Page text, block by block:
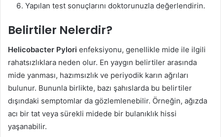
Yapılan test sonuçlarını doktorunuzla değerlendirin.
Belirtiler Nelerdir?
Helicobacter Pylori enfeksiyonu, genellikle mide ile ilgili
rahatsızlıklara neden olur. En yaygın belirtiler arasında
mide yanması, hazımsızlık ve periyodik karın ağrıları
bulunur. Bununla birlikte, bazı şahıslarda bu belirtiler
dışındaki semptomlar da gözlemlenebilir. Örneğin, ağızda
acı bir tat veya sürekli midede bir bulanıklık hissi
yaşanabilir.